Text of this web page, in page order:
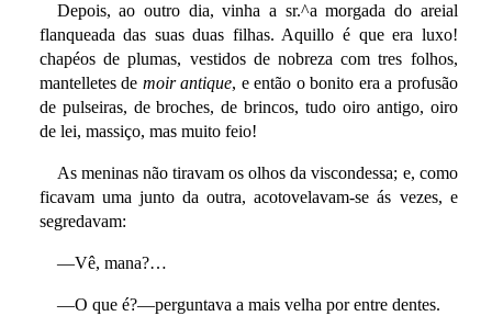
Depois, ao outro dia, vinha a sr.^a morgada do areial
flanqueada das suas duas filhas. Aquillo é que era luxo!
chapéos de plumas, vestidos de nobreza com tres folhos,
mantelletes de moir antique, e então o bonito era a profusão
de pulseiras, de broches, de brincos, tudo oiro antigo, oiro
de lei, massiço, mas muito feio!
As meninas não tiravam os olhos da viscondessa; e, como
ficavam uma junto da outra, acotovelavam-se ás vezes, e
segredavam:
—Vê, mana?…
—O que é?—perguntava a mais velha por entre dentes.